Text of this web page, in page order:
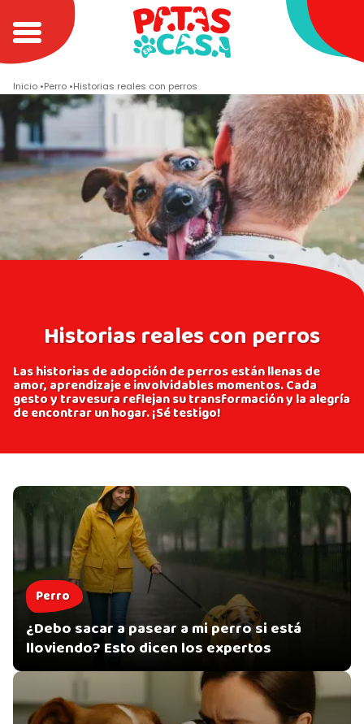
Inicio Perro Historias reales con perros
Historias reales con perros
Las historias de adopción de perros están llenas de
amor, aprendizaje e involvidables momentos. Cada
gesto y travesura reflejan su transformación y la alegría
de encontrar un hogar. ¡Sé testigo!
Perro
¿Debo sacar a pasear a mi perro si está
lloviendo? Esto dicen los expertos